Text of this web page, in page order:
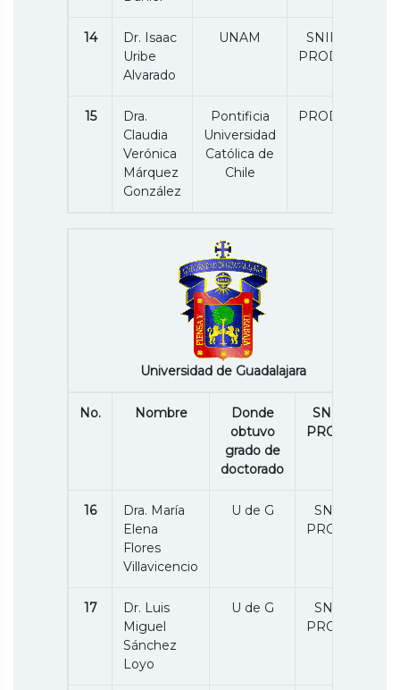
14
Dr. Isaac
Uribe
Alvarado
UNAM
SNII 1 /
PRODEP
15
Dra.
Claudia
Verónica
Márquez
González
Pontificia
Universidad
Católica de
Chile
PRODEP
Universidad de Guadalajara
No. Nombre
Donde
obtuvo
grado de
doctorado
SNII /P.
PRODEP
16
Dra. María
Elena
Flores
Villavicencio
U de G
SNII 1 /
PRODEP
17
Dr. Luis
Miguel
Sánchez
Loyo
U de G
SNII 1 /
PRODEP